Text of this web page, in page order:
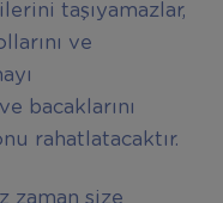
taşıyamazlar,
ve
bacaklarını
rahatlatacaktır.
zaman size